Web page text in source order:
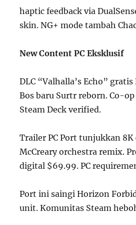
haptic feedback via
skin. NG+ mode tambah
New Content PC Eksklusif
DLC “Valhalla’s Echo”
Bos baru Surtr reborn. Co-
Steam Deck verified.
Trailer PC Port tunjukkan
McCreary orchestra remix.
digital $69.99. PC
Port ini saingi Horizon
unit. Komunitas Steam